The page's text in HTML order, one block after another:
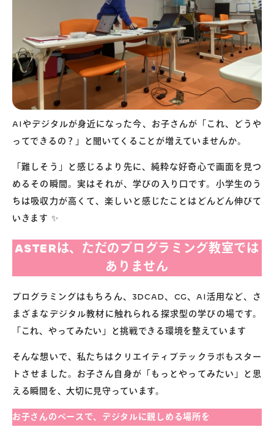
AIやデジタルが身近になった今、お子さんが「これ、どうや
ってできるの？」と聞いてくることが増えていませんか。
「難しそう」と感じるより先に、純粋な好奇心で画面を見つ
めるその瞬間。実はそれが、学びの入り口です。小学生のう
ちは吸収力が高くて、楽しいと感じたことはどんどん伸びて
いきます ✨
ASTERは、ただのプログラミング教室では
ありません
プログラミングはもちろん、3DCAD、CG、AI活用など、さ
まざまなデジタル教材に触れられる探求型の学びの場です。
「これ、やってみたい」と挑戦できる環境を整えています
そんな想いで、私たちはクリエイティブテックラボもスター
トさせました。お子さん自身が「もっとやってみたい」と思
える瞬間を、大切に見守っています。
お子さんのペースで、デジタルに親しめる場所を